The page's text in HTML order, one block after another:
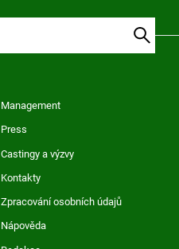
Management
Press
Castingy a výzvy
Kontakty
Zpracování osobních údajů
Nápověda